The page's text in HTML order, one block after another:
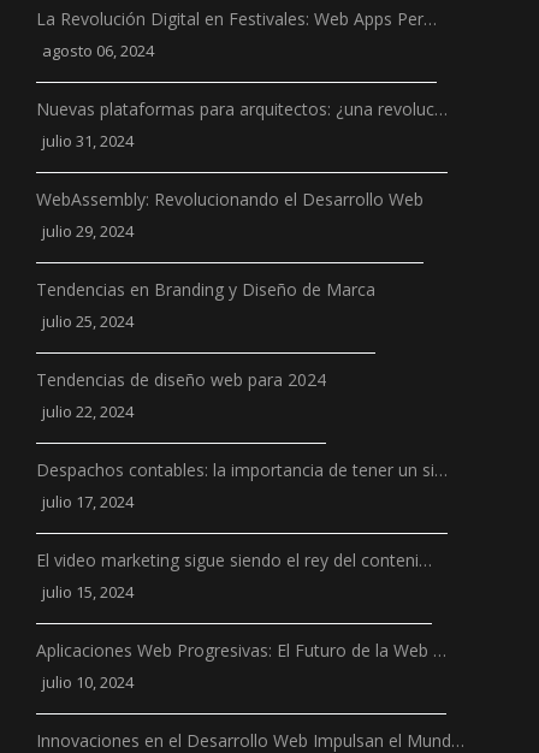
La Revolución Digital en Festivales: Web Apps Per…
agosto 06, 2024
Nuevas plataformas para arquitectos: ¿una revoluc…
julio 31, 2024
WebAssembly: Revolucionando el Desarrollo Web
julio 29, 2024
Tendencias en Branding y Diseño de Marca
julio 25, 2024
Tendencias de diseño web para 2024
julio 22, 2024
Despachos contables: la importancia de tener un si…
julio 17, 2024
El video marketing sigue siendo el rey del conteni…
julio 15, 2024
Aplicaciones Web Progresivas: El Futuro de la Web …
julio 10, 2024
Innovaciones en el Desarrollo Web Impulsan el Mund…